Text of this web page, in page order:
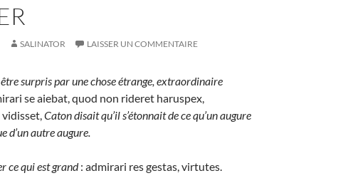
SALINATOR LAISSER UN COMMENTAIRE
être surpris par une chose étrange, extraordinaire
se aiebat, quod non rideret haruspex,
vidisset,Caton disait qu’il s’étonnait de ce qu’un augure
d’un autre augure.
ce qui est grand: admirari res gestas, virtutes.